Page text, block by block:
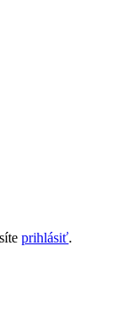
prihlásiť.